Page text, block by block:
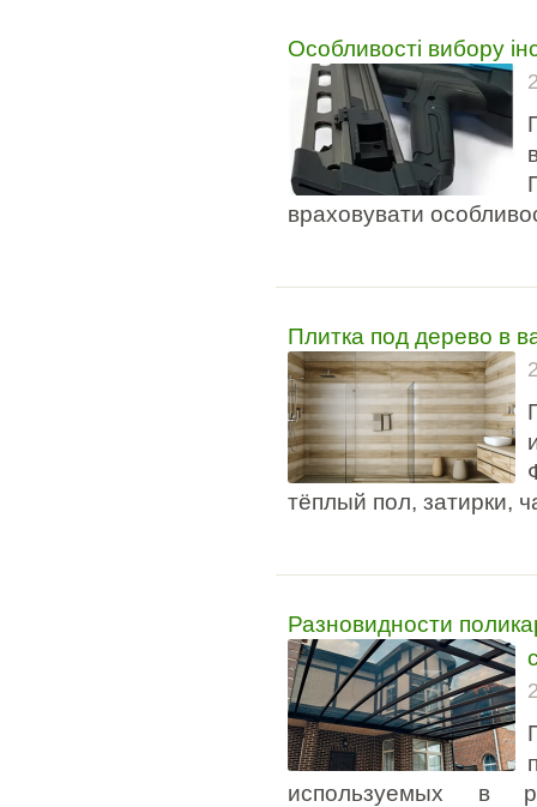
Особливості вибору
враховувати
Плитка под дерево в
тёплый пол, затирки,
Разновидности
используемых в